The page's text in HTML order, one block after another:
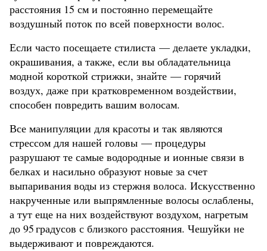
расстояния 15 см и постоянно перемещайте
воздушный поток по всей поверхности волос.
Если часто посещаете стилиста — делаете укладки,
окрашивания, а также, если вы обладательница
модной короткой стрижки, знайте — горячий
воздух, даже при кратковременном воздействии,
способен повредить вашим волосам.
Все манипуляции для красоты и так являются
стрессом для нашей головы — процедуры
разрушают те самые водородные и ионные связи в
белках и насильно образуют новые за счет
выпаривания воды из стержня волоса. Искусственно
накрученные или выпрямленные волосы ослаблены,
а тут еще на них воздействуют воздухом, нагретым
до 95градусов с близкого расстояния. Чешуйки не
выдерживают и повреждаются.